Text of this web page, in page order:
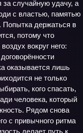
случайную удачу, а
с властью, памятью
Попытка держаться в
потому что
вокруг него:
оказывается лишь
не только
кого спасать,
человека, который
Рядом снова
с привычного ритма
делает путь к